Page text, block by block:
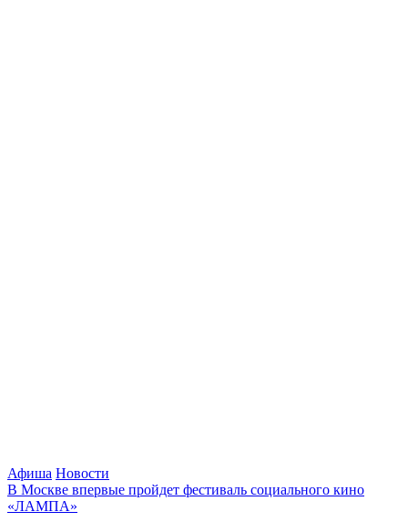
Афиша Новости
В Москве впервые пройдет фестиваль социального кино
«ЛАМПА»